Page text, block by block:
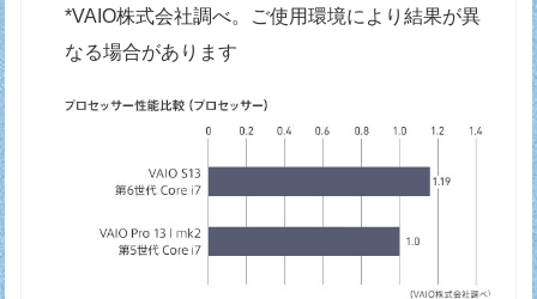
*VAIO株式会社調べ。ご使用環境により結果が異
なる場合があります